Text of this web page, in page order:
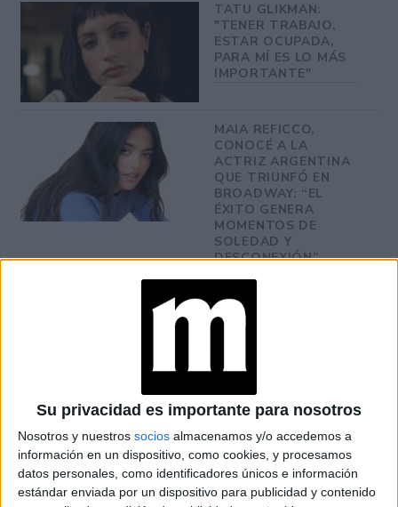
Su privacidad es importante para nosotros
Nosotros y nuestros socios almacenamos y/o accedemos a
información en un dispositivo, como cookies, y procesamos
datos personales, como identificadores únicos e información
estándar enviada por un dispositivo para publicidad y contenido
TATU GLIKMAN:
"TENER TRABAJO,
ESTAR OCUPADA,
PARA MÍ ES LO MÁS
IMPORTANTE"
MAIA REFICCO,
CONOCÉ A LA
ACTRIZ ARGENTINA
QUE TRIUNFÓ EN
BROADWAY: “EL
ÉXITO GENERA
MOMENTOS DE
SOLEDAD Y
DESCONEXIÓN”
LEONIE HANNE:
CONOCÉ A LA
MOMENTO
CAROLINA UNREIN:
"CUALQUIER
PERSONA TRANS
QUE ESTÉ EN LOS
MEDIOS DE LA
FORMA QUE SEA